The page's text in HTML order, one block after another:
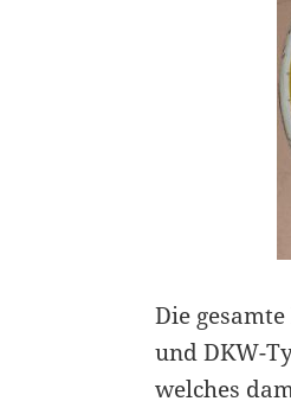
Die
und DKW-
welches